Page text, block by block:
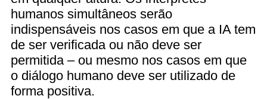
humanos simultâneos serão
indispensáveis nos casos em que a IA tem
de ser verificada ou não deve ser
permitida – ou mesmo nos casos em que
o diálogo humano deve ser utilizado de
forma positiva.